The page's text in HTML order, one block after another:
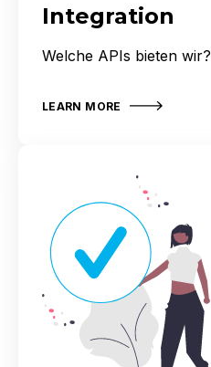
Integration
Welche APIs bieten wir?
LEARN MORE